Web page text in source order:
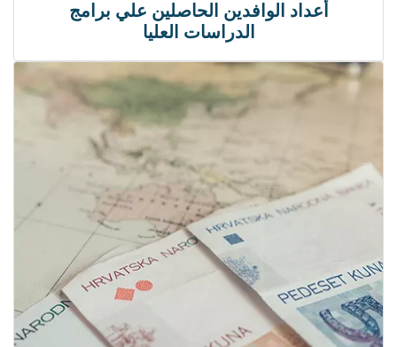
أعداد الوافدين الحاصلين علي برامج
الدراسات العليا